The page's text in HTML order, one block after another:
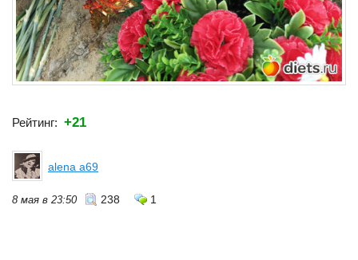
Рейтинг: +21
alena a69
8 мая в 23:50 238 1